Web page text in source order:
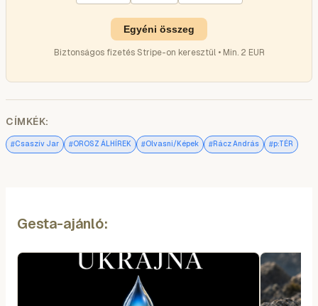
Egyéni összeg
Biztonságos fizetés Stripe-on keresztül • Min. 2 EUR
CÍMKÉK:
#Csaszív Jar #OROSZ ÁLHÍREK #Olvasni/Képek #Rácz András #p:TÉR
Gesta-ajánló: